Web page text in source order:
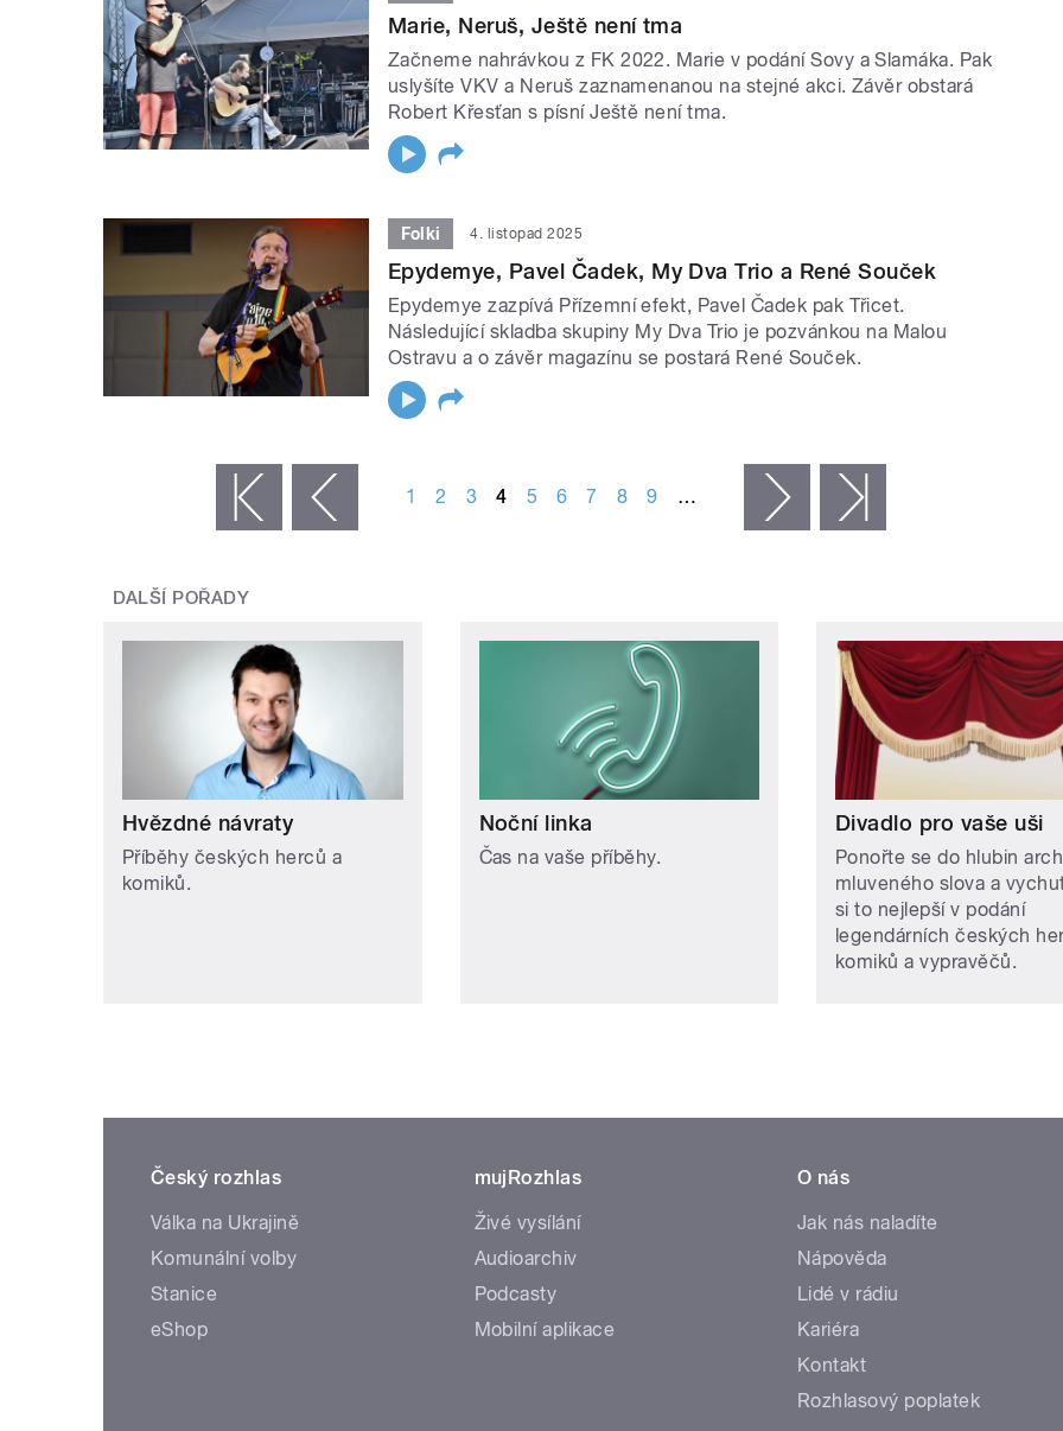
Marie, Neruš, Ještě není tma
Začneme nahrávkou z FK 2022. Marie v podání Sovy a Slamáka. Pak
uslyšíte VKV a Neruš zaznamenanou na stejné akci. Závěr obstará
Robert Křesťan s písní Ještě není tma.
Folki 4. listopad 2025
Epydemye, Pavel Čadek, My Dva Trio a René Souček
Epydemye zazpívá Přízemní efekt, Pavel Čadek pak Třicet.
Následující skladba skupiny My Dva Trio je pozvánkou na Malou
Ostravu a o závěr magazínu se postará René Souček.
‹ předchozí 1 2 3 4 5 6 7 8 9 … následující ›
DALŠÍ POŘADY
Hvězdné návraty
Příběhy českých herců a
komiků.
Noční linka
Čas na vaše příběhy.
Divadlo pro vaše uši
Ponořte se do hlubin
mluveného slova a
si to nejlepší v podání
legendárních českých
komiků a vypravěčů.
Český rozhlas
Válka na Ukrajině
Komunální volby
Stanice
eShop
mujRozhlas
Živé vysílání
Audioarchiv
Podcasty
Mobilní aplikace
O nás
Jak nás naladíte
Nápověda
Lidé v rádiu
Kariéra
Kontakt
Rozhlasový poplatek